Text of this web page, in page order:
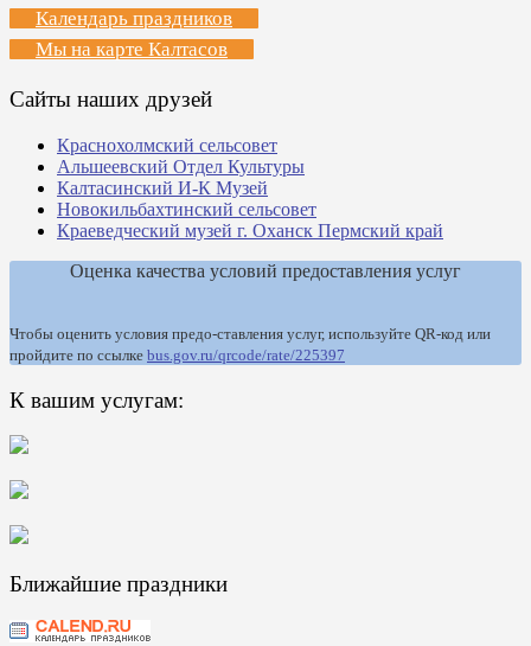
Календарь праздников
Мы на карте Калтасов
Сайты наших друзей
Краснохолмский сельсовет
Альшеевский Отдел Культуры
Калтасинский И-К Музей
Новокильбахтинский сельсовет
Краеведческий музей г. Оханск Пермский край
Оценка качества условий предоставления услуг
Чтобы оценить условия предо-ставления услуг, используйте QR-код или
пройдите по ссылке bus.gov.ru/qrcode/rate/225397
К вашим услугам:
Ближайшие праздники